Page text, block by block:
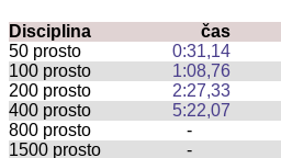
Disciplina
čas
50 prosto
0:31,14
100 prosto
1:08,76
200 prosto
2:27,33
400 prosto
5:22,07
800 prosto
-
1500 prosto -